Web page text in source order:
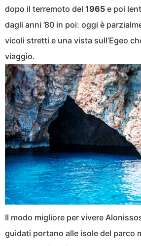
dopo il terremoto del 1965 e poi
dagli anni ’80 in poi: oggi è
vicoli stretti e una vista sull’Egeo
viaggio.
Il modo migliore per vivere
guidati portano alle isole del parco